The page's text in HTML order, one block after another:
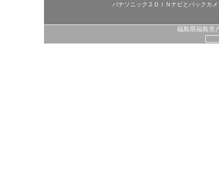
パナソニック２ＤＩＮナビとバックカ
福島県福島市